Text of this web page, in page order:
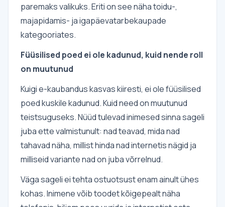
paremaks valikuks. Eriti on see näha toidu-,
majapidamis- ja igapäevatarbekaupade
kategooriates.
Füüsilised poed ei ole kadunud, kuid nende roll
on muutunud
Kuigi e-kaubandus kasvas kiiresti, ei ole füüsilised
poed kuskile kadunud. Kuid need on muutunud
teistsuguseks. Nüüd tulevad inimesed sinna sageli
juba ette valmistunult: nad teavad, mida nad
tahavad näha, millist hinda nad internetis nägid ja
milliseid variante nad on juba võrrelnud.
Väga sageli ei tehta ostuotsust enam ainult ühes
kohas. Inimene võib toodet kõigepealt näha